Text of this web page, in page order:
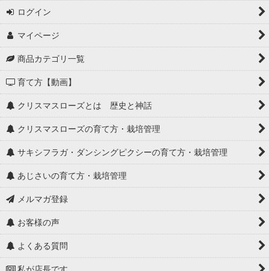
ログイン
マイページ
商品カテゴリ一覧
育て方【動画】
クリスマスローズとは 歴史と神話
クリスマスローズの育て方・栽培管理
サキシフラガ・ダンシングピクシーの育て方・栽培管理
あじさいの育て方・栽培管理
メルマガ登録
お客様の声
よくある質問
私が店長です